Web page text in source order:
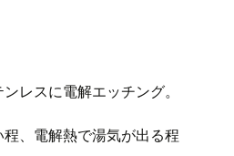
レスに電解エッチング。
、電解熱で湯気が出る程